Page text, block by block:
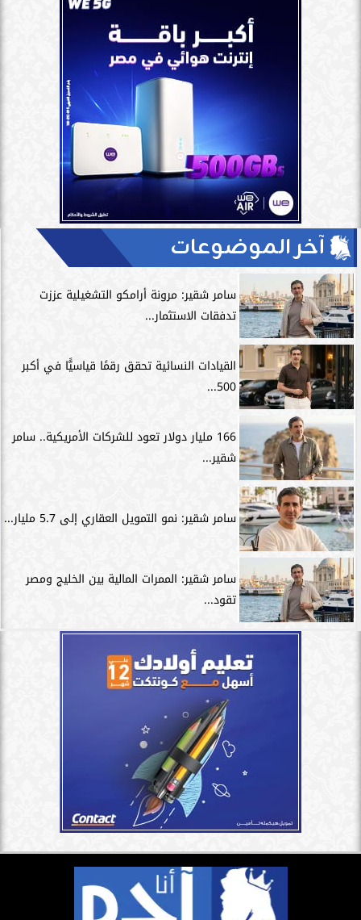
آخر الموضوعات
سامر شقير: مرونة أرامكو التشغيلية عززت
تدفقات الاستثمار...
القيادات النسائية تحقق رقمًا قياسيًّا في أكبر
500...
166 مليار دولار تعود للشركات الأمريكية.. سامر
شقير...
سامر شقير: نمو التمويل العقاري إلى 5.7 مليار...
سامر شقير: الممرات المالية بين الخليج ومصر
تقود...